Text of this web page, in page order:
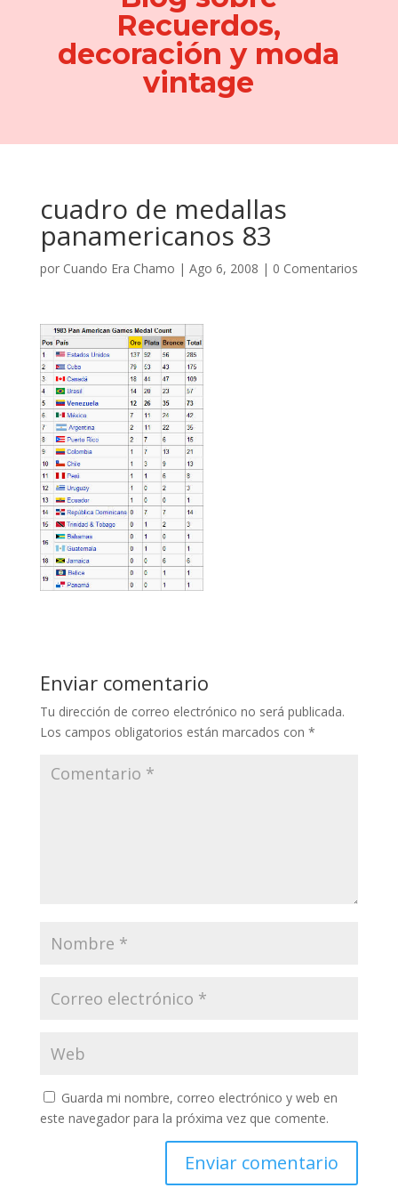
Recuerdos,
decoración y moda
vintage
cuadro de medallas
panamericanos 83
por Cuando Era Chamo | Ago 6, 2008 | 0 Comentarios
Enviar comentario
Tu dirección de correo electrónico no será publicada.
Los campos obligatorios están marcados con *
Guarda mi nombre, correo electrónico y web en
este navegador para la próxima vez que comente.